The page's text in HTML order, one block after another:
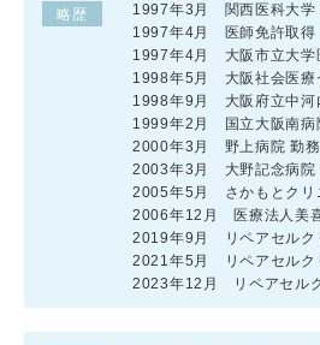
略歴
1997年3月 関西医科大学
1997年4月 医師免許取得
1997年4月 大阪市立大学
1998年5月 大阪社会医療
1998年9月 大阪府立中河
1999年2月 国立大阪南病
2000年3月 野上病院 勤務
2003年3月 大野記念病院
2005年5月 さかもとクリ
2006年12月 医療法人美
2019年9月 リペアセル
2021年5月 リペアセル
2023年12月 リペアセル